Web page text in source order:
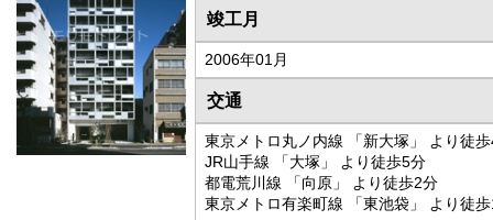
竣工月
2006年01月
交通
東京メトロ丸ノ内線 「新大塚」 より徒
JR山手線 「大塚」 より徒歩5分
都電荒川線 「向原」 より徒歩2分
東京メトロ有楽町線 「東池袋」 より徒